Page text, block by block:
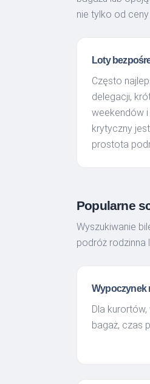
nie tylko od
Loty
Często
delegacji,
weekendów i
krytyczny
prostota
Popularne
Wyszukiwanie
podróż rodzinna
Wypoczynek
Dla
bagaż, czas